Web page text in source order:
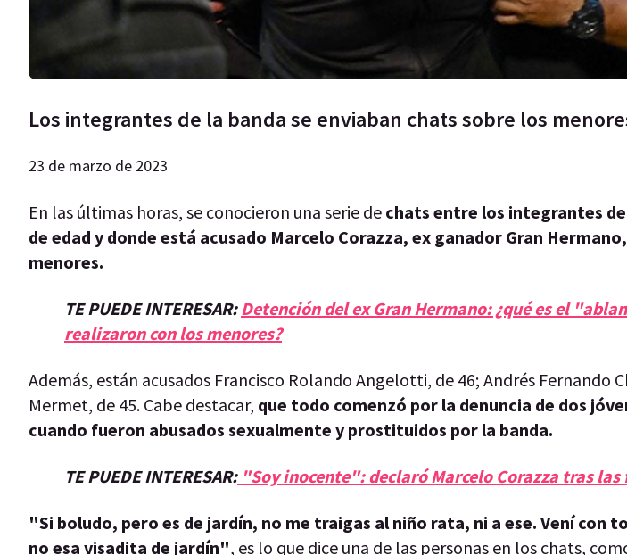
Los integrantes de la banda se enviaban chats sobre los
23 de marzo de 2023
En las últimas horas, se conocieron una serie de chats entre los integrantes
de edad y donde está acusado Marcelo Corazza, ex ganador Gran
menores.
TE PUEDE INTERESAR: Detención del ex Gran Hermano: ¿qué es el
realizaron con los menores?
Además, están acusados Francisco Rolando Angelotti, de 46; Andrés Fernando
Mermet, de 45. Cabe destacar, que todo comenzó por la denuncia de dos
cuando fueron abusados sexualmente y prostituidos por la banda.
TE PUEDE INTERESAR:"Soy inocente": declaró Marcelo Corazza tras las
"Si boludo, pero es de jardín, no me traigas al niño rata, ni a ese. Vení con
no esa visadita de jardín", es lo que dice una de las personas en los chats,